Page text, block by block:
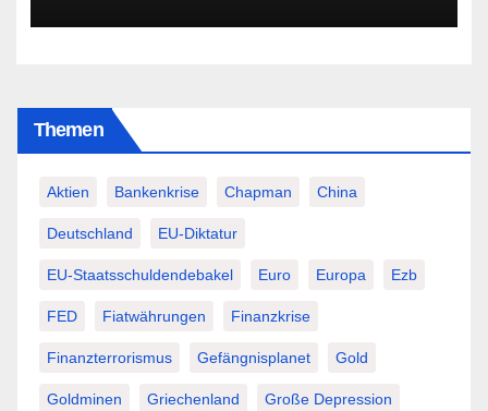
Themen
Aktien Bankenkrise Chapman China
Deutschland EU-Diktatur
EU-Staatsschuldendebakel Euro Europa Ezb
FED Fiatwährungen Finanzkrise
Finanzterrorismus Gefängnisplanet Gold
Goldminen Griechenland Große Depression